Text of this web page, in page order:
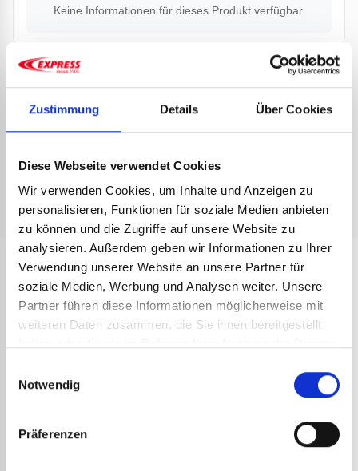
Zustimmung Details Über Cookies
Diese Webseite verwendet Cookies
Wir verwenden Cookies, um Inhalte und Anzeigen zu
personalisieren, Funktionen für soziale Medien anbieten
zu können und die Zugriffe auf unsere Website zu
analysieren. Außerdem geben wir Informationen zu Ihrer
Verwendung unserer Website an unsere Partner für
soziale Medien, Werbung und Analysen weiter. Unsere
Partner führen diese Informationen möglicherweise mit
weiteren Daten zusammen, die Sie ihnen bereitgestellt
Notwendig
Präferenzen
Keine Informationen für dieses Produkt verfügbar.
Dokumentation
Verkaufsprospekt Lötspitze Long Life 1778
Dachdeckerlötkolben
Verkaufsargumente Lötspitzen Longue durée
REFERENZEN